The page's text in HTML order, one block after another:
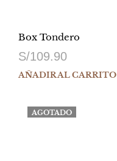
Box Tondero
S/109.90
AÑADIR AL CARRITO
AGOTADO